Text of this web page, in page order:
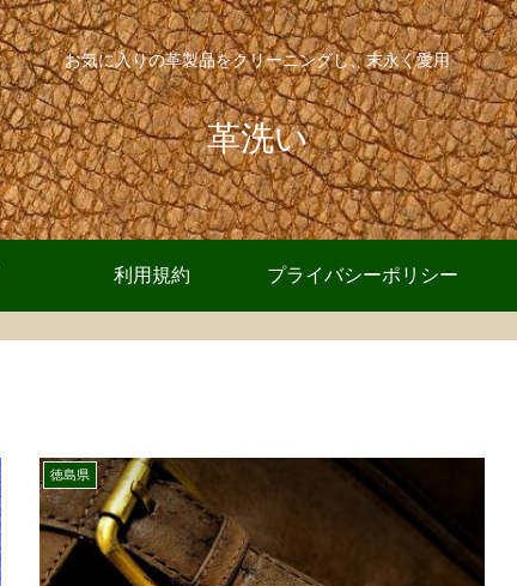
お気に入りの革製品をクリーニングし、末永く愛用
革洗い
利用規約 プライバシーポリシー
徳島県